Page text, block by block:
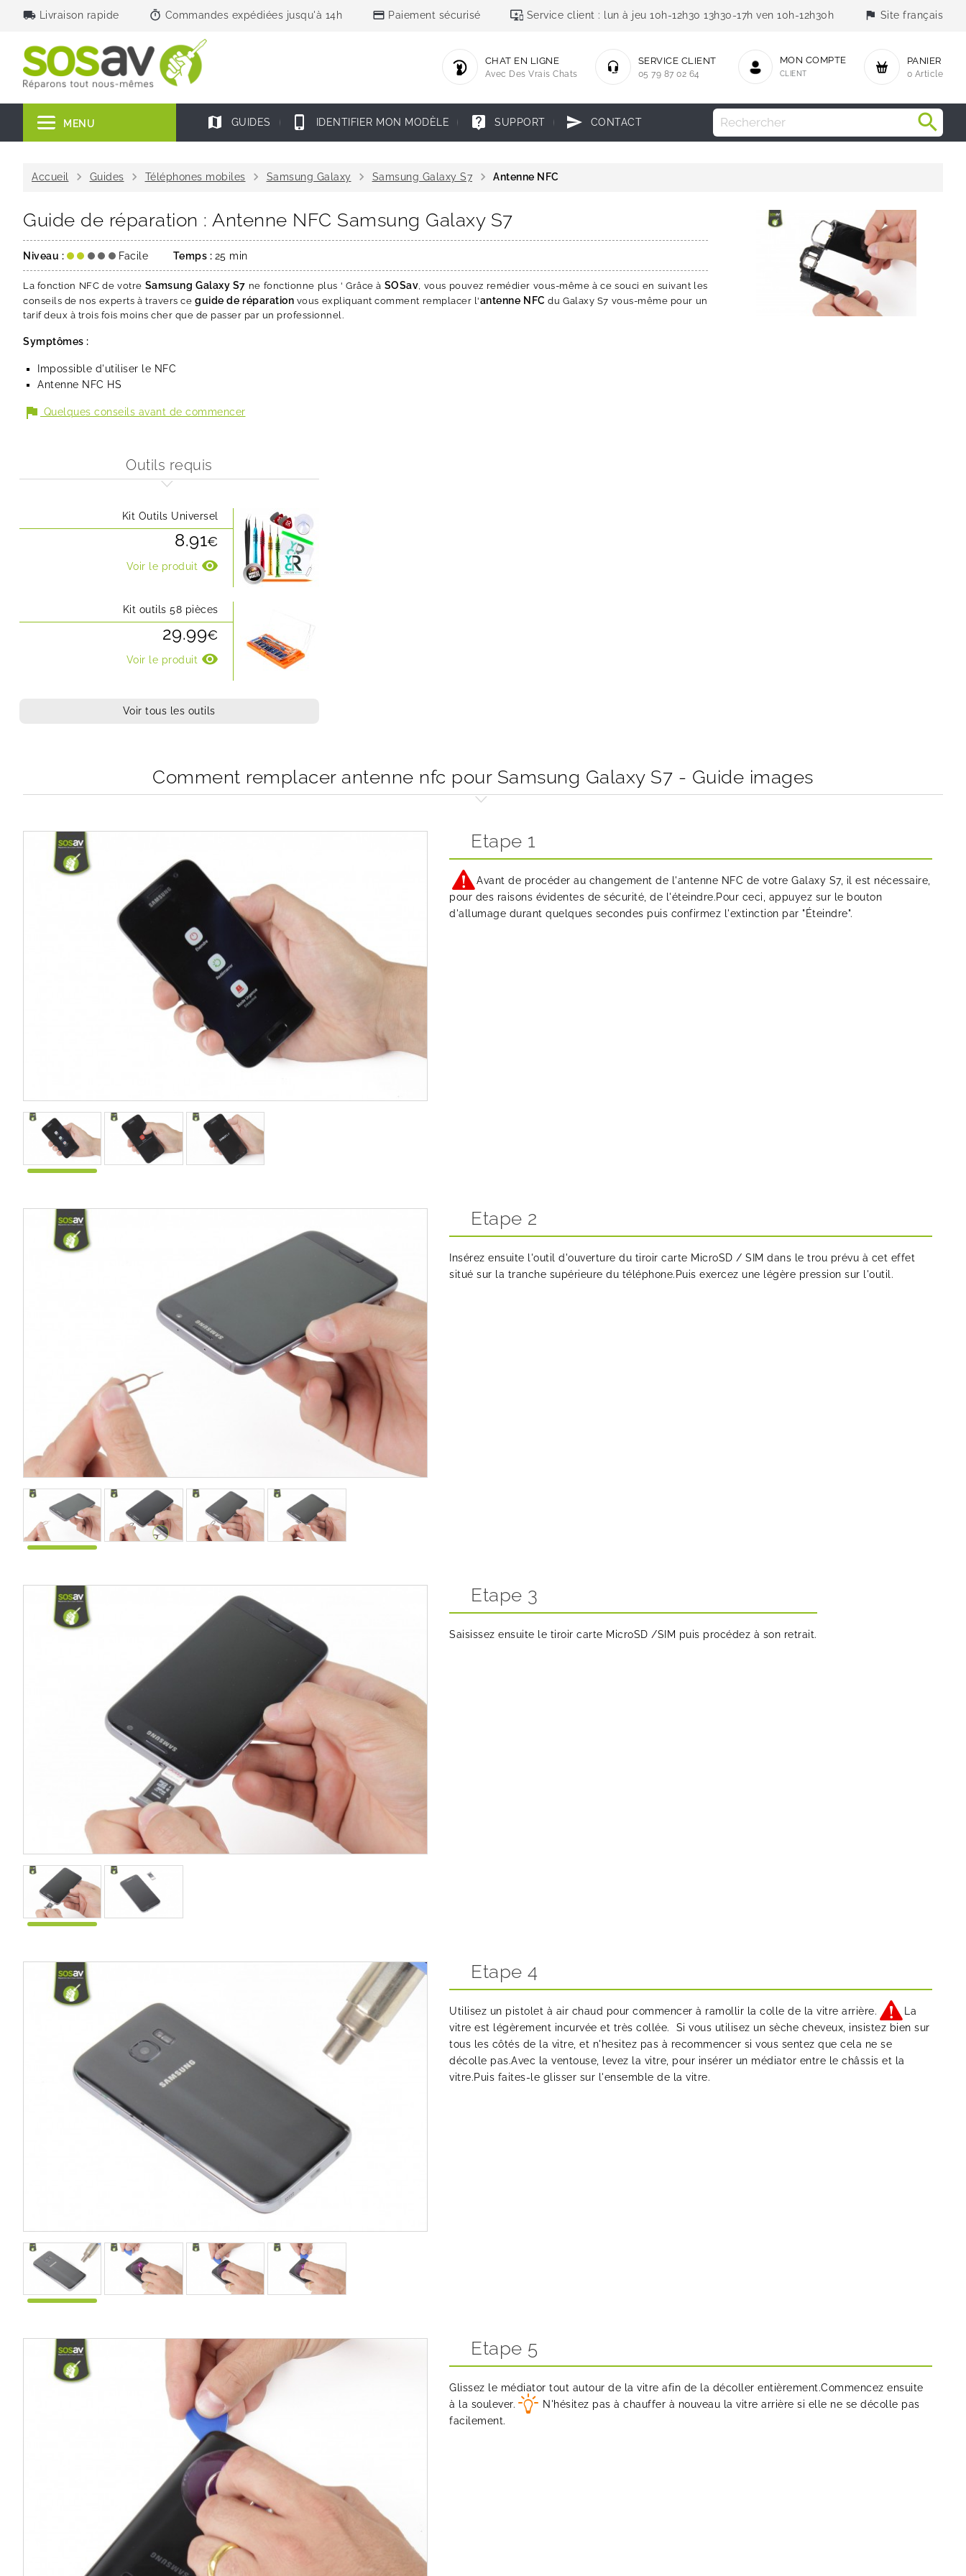
local_shipping Livraison rapide timer Commandes expédiées jusqu'à 14h credit_card Paiement sécurisé important_devices Service client : lun à jeu 10h-12h30 13h30-17h ven 10h-12h30h flag Site français
PANIER
0 Article
MON COMPTE
CLIENT
SERVICE CLIENT
05 79 87 02 64
CHAT EN LIGNE
Avec Des Vrais Chats
MENU map GUIDES phone_iphone IDENTIFIER MON MODÈLE live_help SUPPORT send CONTACT
Accueil chevron_right Guides chevron_right Téléphones mobiles chevron_right Samsung Galaxy chevron_right Samsung Galaxy S7 chevron_right Antenne NFC
Guide de réparation : Antenne NFC Samsung Galaxy S7
Niveau : Facile Temps : 25 min
La fonction NFC de votre Samsung Galaxy S7 ne fonctionne plus ' Grâce à SOSav, vous pouvez remédier vous-même à ce souci en suivant les
conseils de nos experts à travers ceguide de réparation vous expliquant comment remplacer l'antenne NFC du Galaxy S7 vous-même pour un
tarif deux à trois fois moins cher que de passer par un professionnel.
Symptômes :
Impossible d'utiliser le NFC
Antenne NFC HS
flag Quelques conseils avant de commencer
Outils requis
Kit Outils Universel
8.91€
Voir le produit visibility
Kit outils 58 pièces
29.99€
Voir le produit visibility
Voir tous les outils
Comment remplacer antenne nfc pour Samsung Galaxy S7 - Guide images
Etape 1
Avant de procéder au changement de l'antenne NFC de votre Galaxy S7, il est nécessaire,
pour des raisons évidentes de sécurité, de l'éteindre.Pour ceci, appuyez sur le bouton
d'allumage durant quelques secondes puis confirmez l'extinction par "Éteindre".
Etape 2
Insérez ensuite l'outil d'ouverture du tiroir carte MicroSD / SIM dans le trou prévu à cet effet
situé sur la tranche supérieure du téléphone.Puis exercez une légère pression sur l'outil.
Etape 3
Saisissez ensuite le tiroir carte MicroSD /SIM puis procédez à son retrait.
Etape 4
Utilisez un pistolet à air chaud pour commencer à ramollir la colle de la vitre arrière.
La
vitre est légèrement incurvée et très collée. Si vous utilisez un sèche cheveux, insistez bien sur
tous les côtés de la vitre, et n'hesitez pas à recommencer si vous sentez que cela ne se
décolle pas.Avec la ventouse, levez la vitre, pour insérer un médiator entre le châssis et la
vitre.Puis faites-le glisser sur l'ensemble de la vitre.
Etape 5
Glissez le médiator tout autour de la vitre afin de la décoller entièrement.Commencez ensuite
à la soulever.
N'hésitez pas à chauffer à nouveau la vitre arrière si elle ne se décolle pas
facilement.